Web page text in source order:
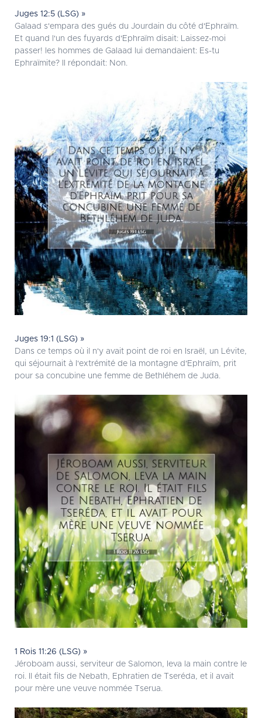
Juges 12:5 (LSG) »
Galaad s'empara des gués du Jourdain du côté d'Ephraïm.
Et quand l'un des fuyards d'Ephraïm disait: Laissez-moi
passer! les hommes de Galaad lui demandaient: Es-tu
Ephraïmite? Il répondait: Non.
Juges 19:1 (LSG) »
Dans ce temps où il n'y avait point de roi en Israël, un Lévite,
qui séjournait à l'extrémité de la montagne d'Ephraïm, prit
pour sa concubine une femme de Bethléhem de Juda.
1 Rois 11:26 (LSG) »
Jéroboam aussi, serviteur de Salomon, leva la main contre le
roi. Il était fils de Nebath, Ephratien de Tseréda, et il avait
pour mère une veuve nommée Tserua.